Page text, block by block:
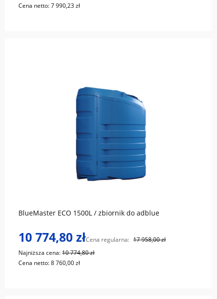
Cena netto:7 990,23 zł
BlueMaster ECO 1500L / zbiornik do adblue
10 774,80 złCena regularna: 17 958,00 zł
Najniższa cena:10 774,80 zł
Cena netto:8 760,00 zł
do koszyka